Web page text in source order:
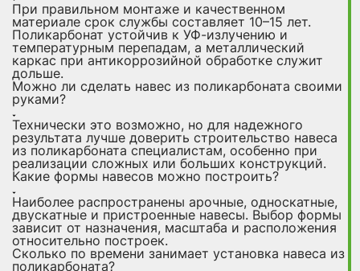
При правильном монтаже и качественном
материале срок службы составляет 10–15 лет.
Поликарбонат устойчив к УФ-излучению и
температурным перепадам, а металлический
каркас при антикоррозийной обработке служит
дольше.
Можно ли сделать навес из поликарбоната своими
руками?
Технически это возможно, но для надежного
результата лучше доверить строительство навеса
из поликарбоната специалистам, особенно при
реализации сложных или больших конструкций.
Какие формы навесов можно построить?
Наиболее распространены арочные, односкатные,
двускатные и пристроенные навесы. Выбор формы
зависит от назначения, масштаба и расположения
относительно построек.
Сколько по времени занимает установка навеса из
поликарбоната?